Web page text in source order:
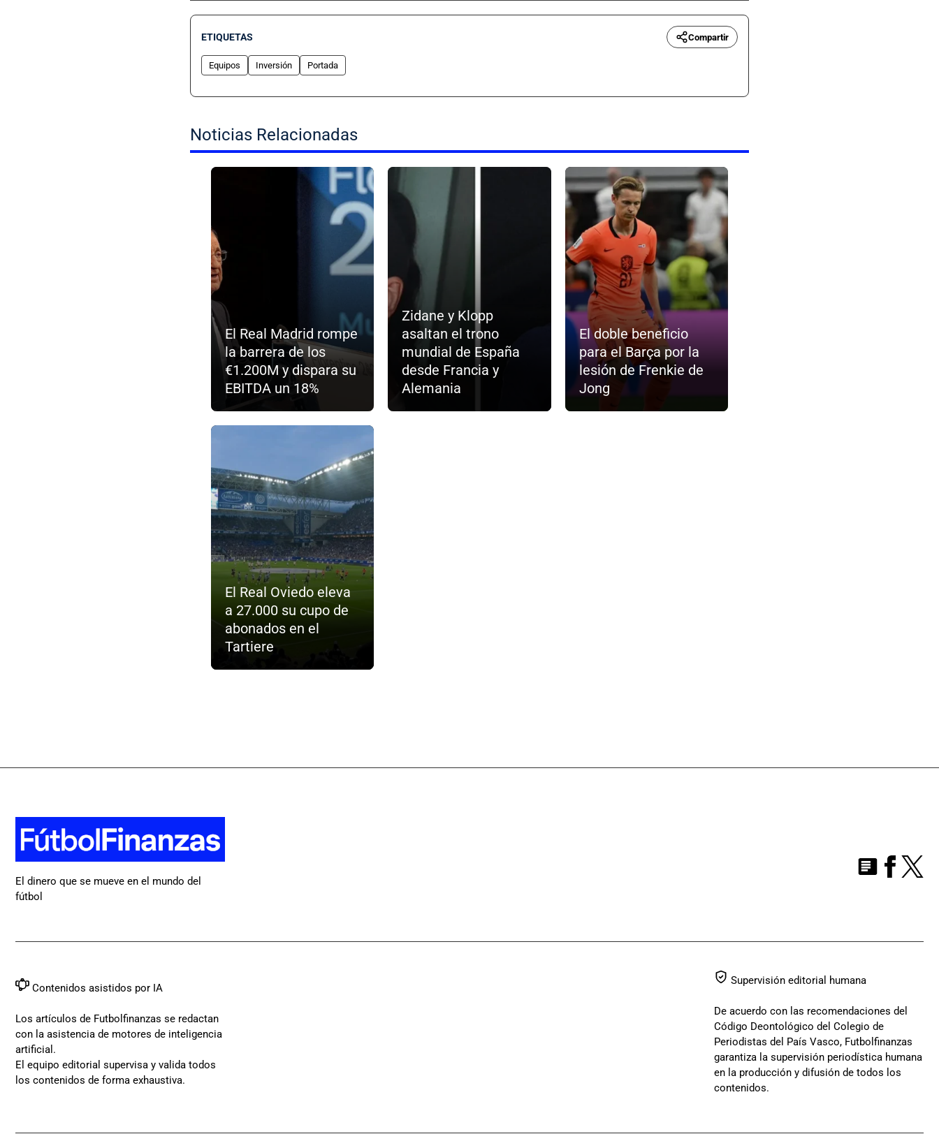
ETIQUETAS Compartir
Equipos Inversión Portada
Noticias Relacionadas
El Real Madrid rompe
la barrera de los
€1.200M y dispara su
EBITDA un 18%
Zidane y Klopp
asaltan el trono
mundial de España
desde Francia y
Alemania
El doble beneficio
para el Barça por la
lesión de Frenkie de
Jong
El Real Oviedo eleva
a 27.000 su cupo de
abonados en el
Tartiere
El dinero que se mueve en el mundo del
fútbol
Contenidos asistidos por IA
Los artículos de Futbolfinanzas se redactan
con la asistencia de motores de inteligencia
artificial.
El equipo editorial supervisa y valida todos
los contenidos de forma exhaustiva.
Supervisión editorial humana
De acuerdo con las recomendaciones del
Código Deontológico del Colegio de
Periodistas del País Vasco, Futbolfinanzas
garantiza la supervisión periodística humana
en la producción y difusión de todos los
contenidos.